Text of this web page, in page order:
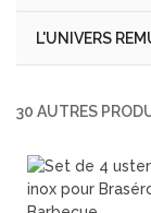
L'UNIVERS
30 AUTRES